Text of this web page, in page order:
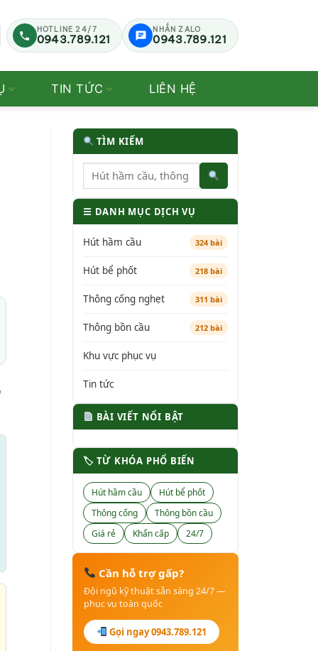
HOTLINE 24/7
0943.789.121
NHẮN ZALO
0943.789.121
TIN TỨC LIÊN HỆ
TÌM KIẾM
☰ DANH MỤC DỊCH VỤ
Hút hầm cầu 324 bài
Hút bể phốt 218 bài
Thông cống nghẹt 311 bài
Thông bồn cầu 212 bài
Khu vực phục vụ
Tin tức
BÀI VIẾT NỔI BẬT
🏷 TỪ KHÓA PHỔ BIẾN
Hút hầm cầu
Hút bể phốt
Thông cống
Thông bồn cầu
Giá rẻ
Khẩn cấp 24/7
Cần hỗ trợ gấp?
Đội ngũ kỹ thuật sẵn sàng 24/7 —
phục vụ toàn quốc
Gọi ngay 0943.789.121